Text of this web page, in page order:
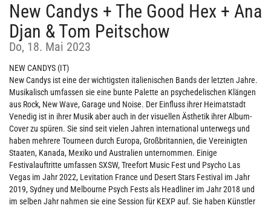
New Candys + The Good Hex + Ana
Djan & Tom Peitschow
Do, 18. Mai 2023
NEW CANDYS (IT)
New Candys ist eine der wichtigsten italienischen Bands der letzten Jahre.
Musikalisch umfassen sie eine bunte Palette an psychedelischen Klängen
aus Rock, New Wave, Garage und Noise. Der Einfluss ihrer Heimatstadt
Venedig ist in ihrer Musik aber auch in der visuellen Ästhetik ihrer Album-
Cover zu spüren. Sie sind seit vielen Jahren international unterwegs und
haben mehrere Tourneen durch Europa, Großbritannien, die Vereinigten
Staaten, Kanada, Mexiko und Australien unternommen. Einige
Festivalauftritte umfassen SXSW, Treefort Music Fest und Psycho Las
Vegas im Jahr 2022, Levitation France und Desert Stars Festival im Jahr
2019, Sydney und Melbourne Psych Fests als Headliner im Jahr 2018 und
im selben Jahr nahmen sie eine Session für KEXP auf. Sie haben Künstler